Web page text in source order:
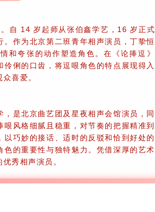
自 14 岁起师从张伯鑫学艺，16 岁正式
作为北京第二班青年相声演员，丁挚恒
和夸张的动作塑造角色。在《论捧逗》
俐的口齿，将逗哏角色的特点展现得入
喜爱。
是北京曲艺团及星夜相声会馆演员，同
风格细腻且稳重，对节奏的把握精准到
巧妙的接话、适时的反驳和恰到好处的
的重要性与独特魅力。凭借深厚的艺术
秀相声演员。